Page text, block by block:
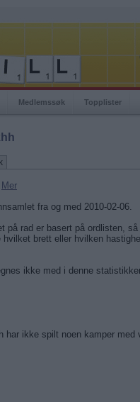
Medlemssøk Topplister
Mer
fra og med 2010-02-06.
på rad er basert på ordlisten, så
hvilket brett eller hvilken
ikke med i denne
har ikke spilt noen kamper med